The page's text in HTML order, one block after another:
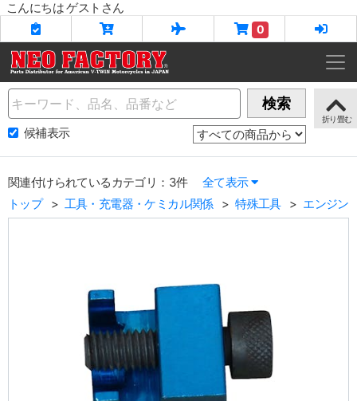
こんにちは ゲストさん
0
Name 検索
候補表示
関連付けられているカテゴリ：3件
全て表示
トップ
工具・充電器・ケミカル関係 特殊工具 エンジン